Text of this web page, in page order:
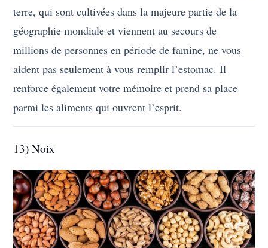
terre, qui sont cultivées dans la majeure partie de la
géographie mondiale et viennent au secours de
millions de personnes en période de famine, ne vous
aident pas seulement à vous remplir l’estomac. Il
renforce également votre mémoire et prend sa place
parmi les aliments qui ouvrent l’esprit.
13) Noix